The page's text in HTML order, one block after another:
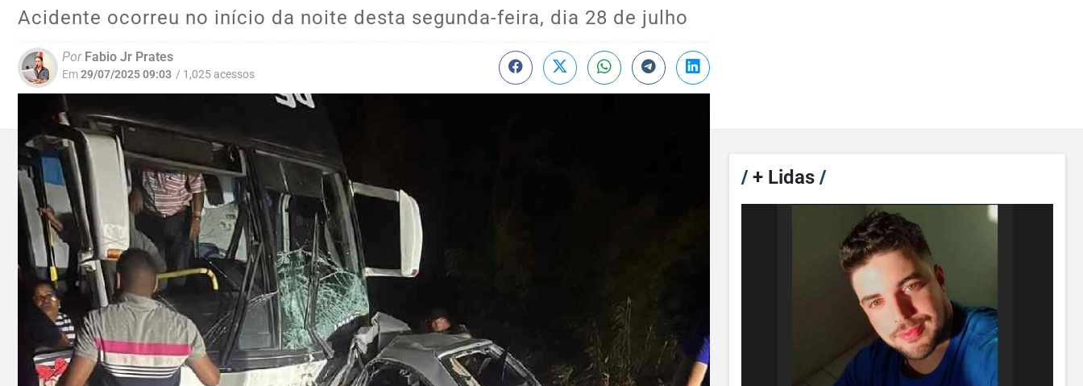
Acidente ocorreu no início da noite desta segunda-feira, dia 28 de julho
PorFabio Jr Prates
Em29/07/2025 09:03 / 1,025 acessos
/+ Lidas /